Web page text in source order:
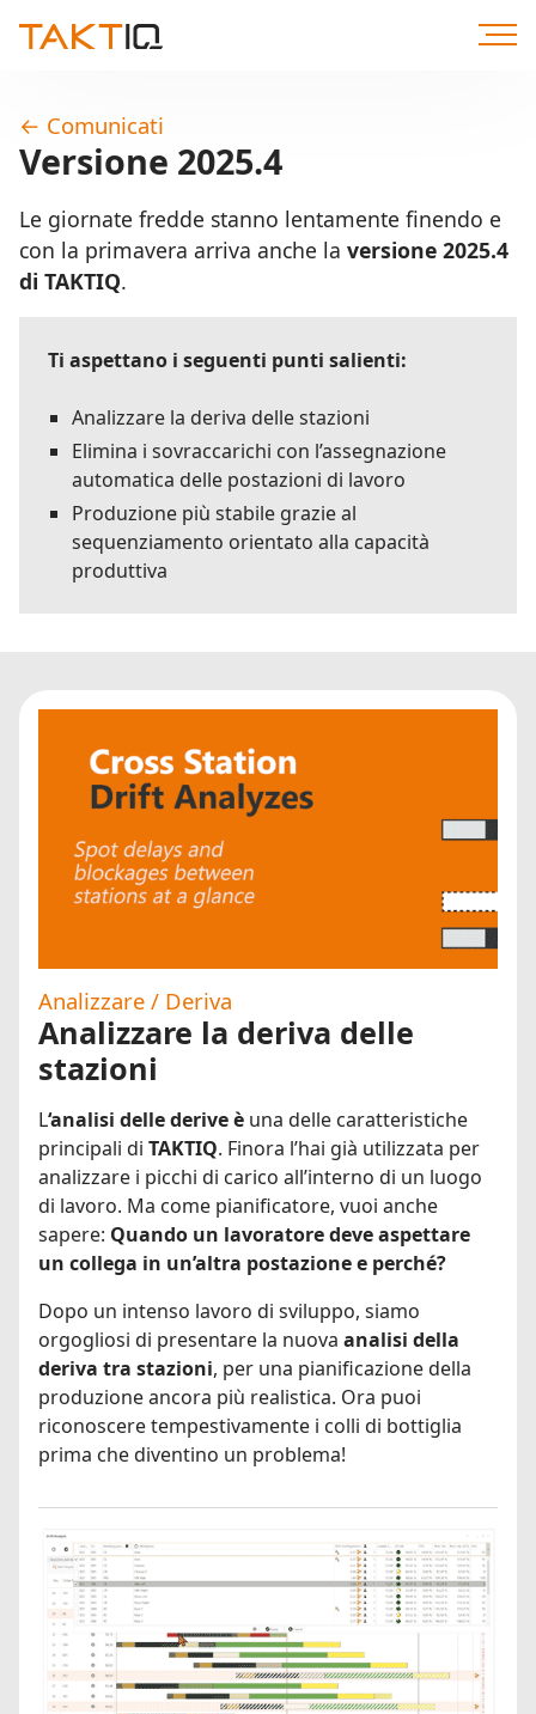
← Comunicati
Versione 2025.4
Le giornate fredde stanno lentamente finendo e
con la primavera arriva anche la versione 2025.4
di TAKTIQ.
Ti aspettano i seguenti punti salienti:
Analizzare la deriva delle stazioni
Elimina i sovraccarichi con l’assegnazione
automatica delle postazioni di lavoro
Produzione più stabile grazie al
sequenziamento orientato alla capacità
produttiva
Analizzare / Deriva
Analizzare la deriva delle
stazioni
L‘analisi delle derive è una delle caratteristiche
principali di TAKTIQ. Finora l’hai già utilizzata per
analizzare i picchi di carico all’interno di un luogo
di lavoro. Ma come pianificatore, vuoi anche
sapere: Quando un lavoratore deve aspettare
un collega in un’altra postazione e perché?
Dopo un intenso lavoro di sviluppo, siamo
orgogliosi di presentare la nuova analisi della
deriva tra stazioni, per una pianificazione della
produzione ancora più realistica. Ora puoi
riconoscere tempestivamente i colli di bottiglia
prima che diventino un problema!